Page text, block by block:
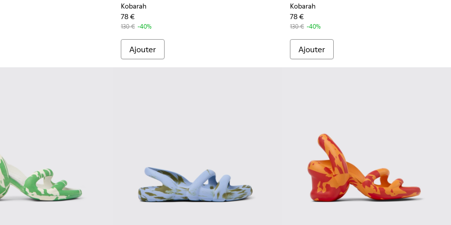
Kobarah
78 €
130 € -40%
Ajouter
Kobarah
78 €
130 € -40%
Ajouter